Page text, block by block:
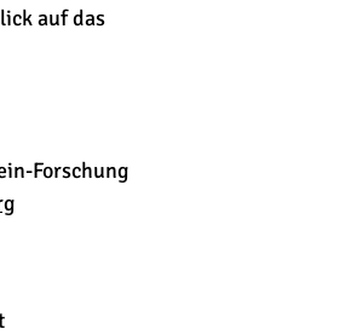
auf das
Forschung